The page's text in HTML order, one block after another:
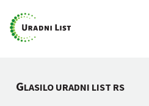
GLASILO URADNI LIST RS